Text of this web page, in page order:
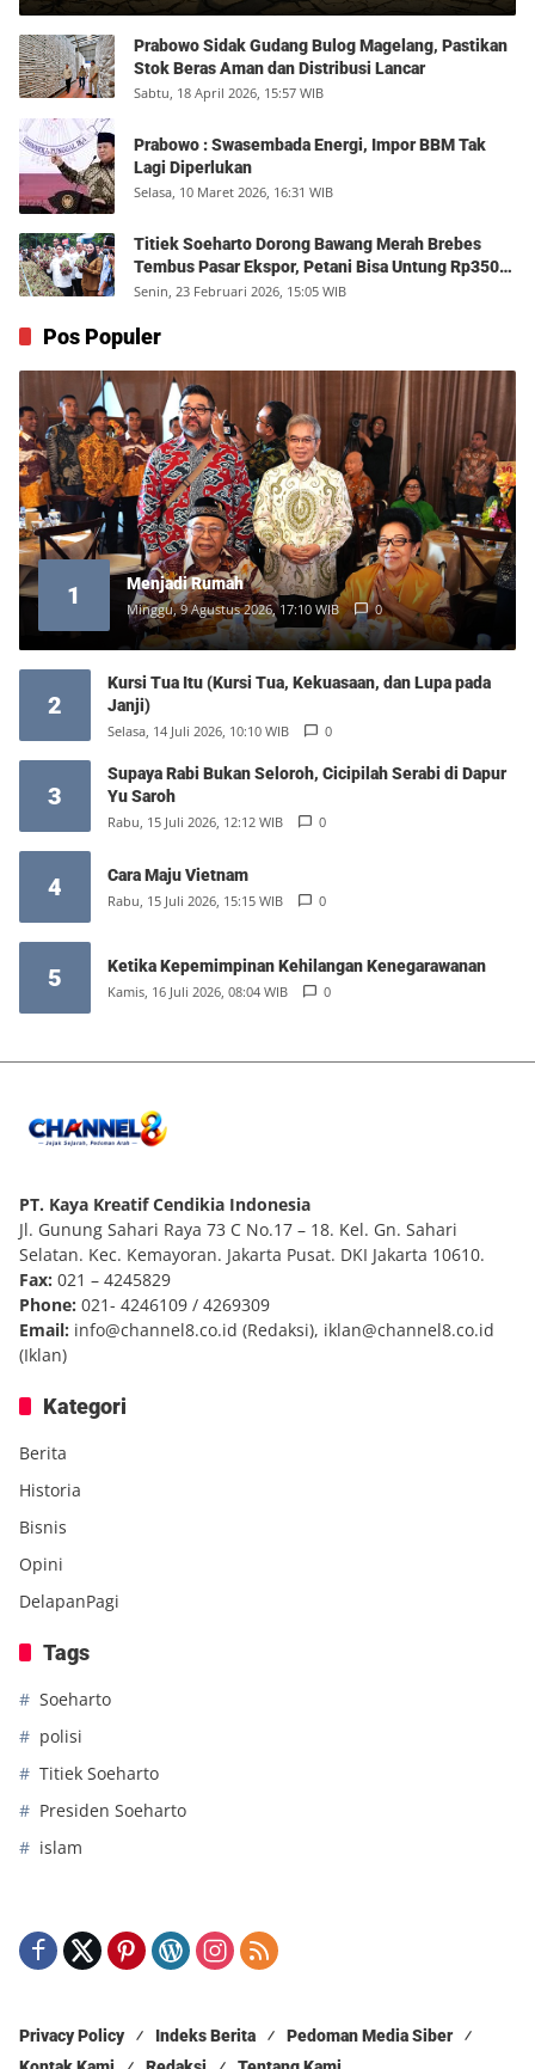
Prabowo Sidak Gudang Bulog Magelang, Pastikan
Stok Beras Aman dan Distribusi Lancar
Sabtu, 18 April 2026, 15:57 WIB
Prabowo : Swasembada Energi, Impor BBM Tak
Lagi Diperlukan
Selasa, 10 Maret 2026, 16:31 WIB
Titiek Soeharto Dorong Bawang Merah Brebes
Tembus Pasar Ekspor, Petani Bisa Untung Rp350
Juta per Hektare
Senin, 23 Februari 2026, 15:05 WIB
Pos Populer
1 Menjadi Rumah
Minggu, 9 Agustus 2026, 17:10 WIB 0
2
Kursi Tua Itu (Kursi Tua, Kekuasaan, dan Lupa pada
Janji)
Selasa, 14 Juli 2026, 10:10 WIB 0
3
Supaya Rabi Bukan Seloroh, Cicipilah Serabi di Dapur
Yu Saroh
Rabu, 15 Juli 2026, 12:12 WIB 0
4 Cara Maju Vietnam
Rabu, 15 Juli 2026, 15:15 WIB 0
5 Ketika Kepemimpinan Kehilangan Kenegarawanan
Kamis, 16 Juli 2026, 08:04 WIB 0
PT. Kaya Kreatif Cendikia Indonesia
Jl. Gunung Sahari Raya 73 C No.17 – 18. Kel. Gn. Sahari
Selatan. Kec. Kemayoran. Jakarta Pusat. DKI Jakarta 10610.
Fax: 021 – 4245829
Phone: 021- 4246109 / 4269309
Email: info@channel8.co.id (Redaksi), iklan@channel8.co.id
(Iklan)
Kategori
Berita
Historia
Bisnis
Opini
DelapanPagi
Tags
Soeharto
polisi
Titiek Soeharto
Presiden Soeharto
islam
Privacy Policy Indeks Berita
Pedoman Media Siber